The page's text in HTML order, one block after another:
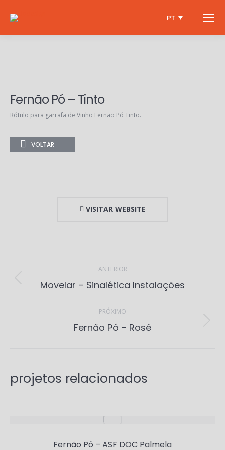
PT
Fernão Pó – Tinto
Rótulo para garrafa de Vinho Fernão Pó Tinto.
VOLTAR
VISITAR WEBSITE
ANTERIOR
Previous
Movelar – Sinalética Instalações
PRÓXIMO
Next
Fernão Pó – Rosé
projetos relacionados
Fernão Pó – ASF DOC Palmela